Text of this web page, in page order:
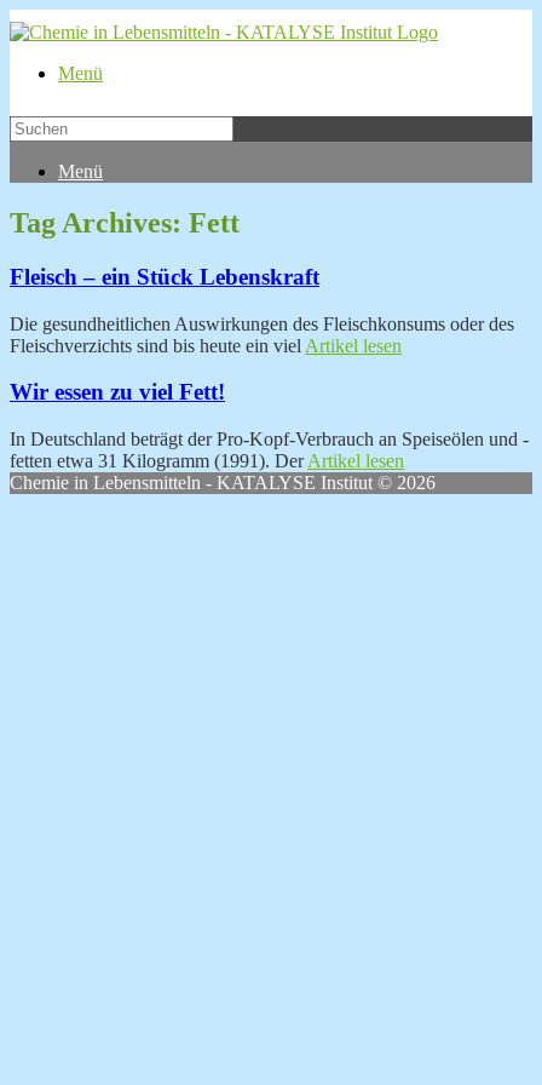
Menü
Menü
Tag Archives: Fett
Fleisch – ein Stück Lebenskraft
Die gesundheitlichen Auswirkungen des Fleischkonsums oder des
Fleischverzichts sind bis heute ein viel Artikel lesen
Wir essen zu viel Fett!
In Deutschland beträgt der Pro-Kopf-Verbrauch an Speiseölen und -
fetten etwa 31 Kilogramm (1991). DerArtikel lesen
Chemie in Lebensmitteln - KATALYSE Institut © 2026